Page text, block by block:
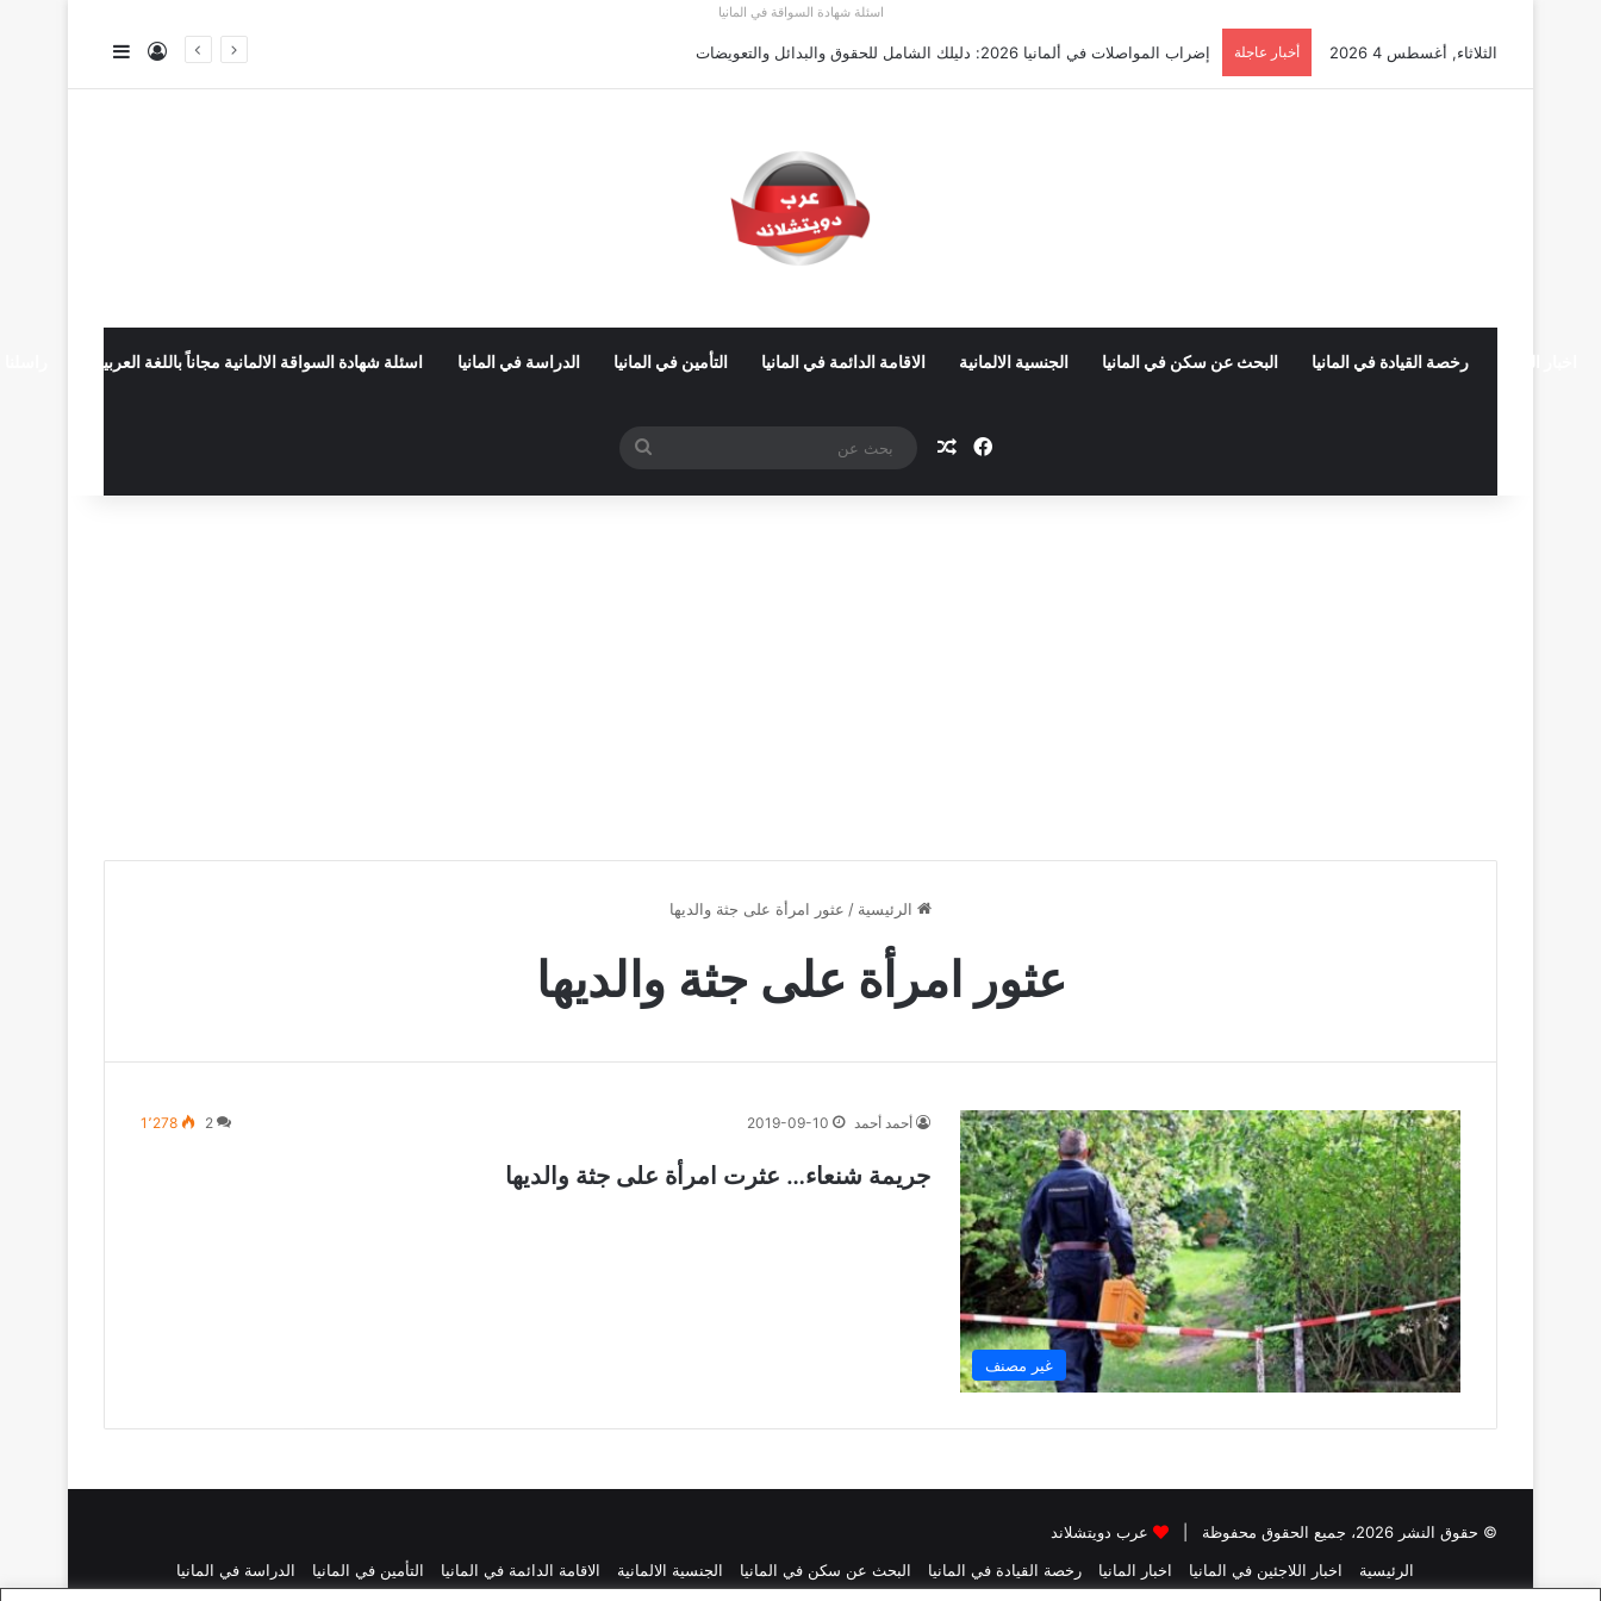
اسئلة شهادة السواقة في المانيا
الثلاثاء, أغسطس 4 2026 أخبار عاجلة أوسبيلدونغ تبريد مراكز البيانات في ألمانيا 2026: الأجور والشروط تسجيل الدخول
رخصة القيادة في المانيا البحث عن سكن في المانيا الجنسية الالمانية الاقامة الدائمة في المانيا التأمين في المانيا الدراسة في المانيا اسئلة شهادة السواقة الالمانية مجاناً باللغة العربية
فيسبوكمقال عشوائي
الرئيسية / عثور امرأة على جثة والديها
عثور امرأة على جثة والديها
غير مصنف
أحمد أحمد 2019-09-10
2 1٬278
جريمة شنعاء… عثرت امرأة على جثة والديها
© حقوق النشر 2026، جميع الحقوق محفوظة |
عرب دويتشلاند
الرئيسية
اخبار اللاجئين في المانيا اخبار المانيا رخصة القيادة في المانيا البحث عن سكن في المانيا الجنسية الالمانية الاقامة الدائمة في المانيا التأمين في المانيا
الدراسة في المانيا